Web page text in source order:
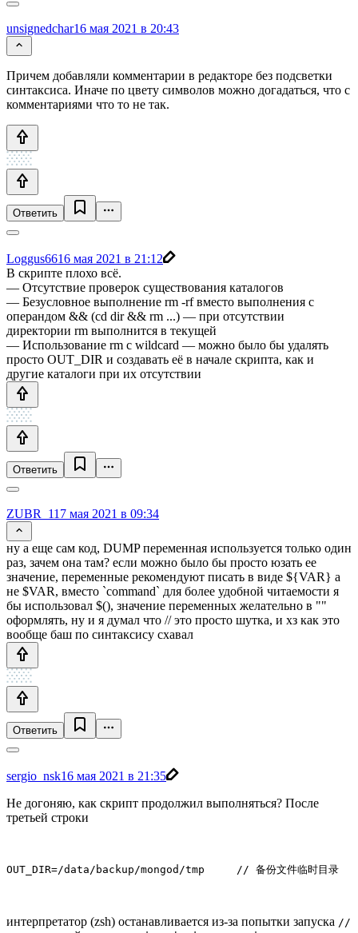
unsignedchar16 мая 2021 в 20:43
Причем добавляли комментарии в редакторе без подсветки
синтаксиса. Иначе по цвету символов можно догадаться, что с
комментариями что то не так.
Ответить
Loggus6616 мая 2021 в 21:12
В скрипте плохо всё.
— Отсутствие проверок существования каталогов
— Безусловное выполнение rm -rf вместо выполнения с
операндом && (cd dir && rm ...) — при отсутствии
директории rm выполнится в текущей
— Использование rm с wildcard — можно было бы удалять
просто OUT_DIR и создавать её в начале скрипта, как и
другие каталоги при их отсутствии
Ответить
ZUBR_117 мая 2021 в 09:34
ну а еще сам код, DUMP переменная используется только один
раз, зачем она там? если можно было бы просто юзать ее
значение, переменные рекомендуют писать в виде ${VAR} а
не $VAR, вместо `command` для более удобной читаемости я
бы использовал $(), значение переменных желательно в ""
оформлять, ну и я думал что // это просто шутка, и хз как это
вообще баш по синтаксису схавал
Ответить
sergio_nsk16 мая 2021 в 21:35
Не догоняю, как скрипт продолжил выполняться? После
третьей строки
OUT_DIR=/data/backup/mongod/tmp     // 备份文件临时目录
интерпретатор (zsh) останавливается из-за попытки запуска //